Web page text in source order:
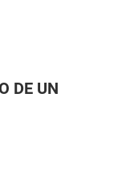
DE UN